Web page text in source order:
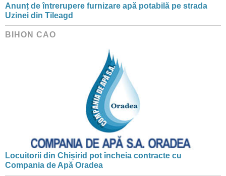
Anunț de întrerupere furnizare apă potabilă pe strada
Uzinei din Tileagd
BIHON CAO
Locuitorii din Chișirid pot încheia contracte cu
Compania de Apă Oradea